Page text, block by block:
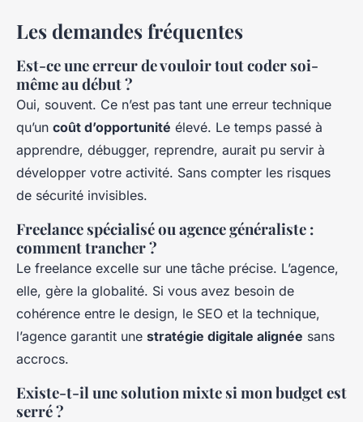
Les demandes fréquentes
Est-ce une erreur de vouloir tout coder soi-
même au début ?
Oui, souvent. Ce n’est pas tant une erreur technique
qu’un coût d’opportunité élevé. Le temps passé à
apprendre, débugger, reprendre, aurait pu servir à
développer votre activité. Sans compter les risques
de sécurité invisibles.
Freelance spécialisé ou agence généraliste :
comment trancher ?
Le freelance excelle sur une tâche précise. L’agence,
elle, gère la globalité. Si vous avez besoin de
cohérence entre le design, le SEO et la technique,
l’agence garantit une stratégie digitale alignée sans
accrocs.
Existe-t-il une solution mixte si mon budget est
serré ?